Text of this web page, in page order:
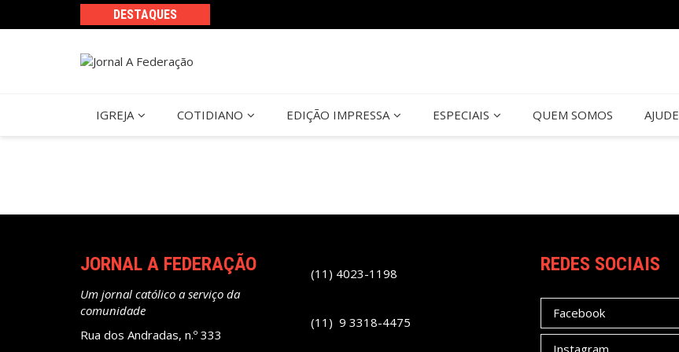
DESTAQUES
IGREJA COTIDIANO EDIÇÃO IMPRESSA ESPECIAIS QUEM SOMOS AJUDE
JORNAL A FEDERAÇÃO
Um jornal católico a serviço da
comunidade
Rua dos Andradas, n.º 333
(11) 4023-1198
(11) 9 3318-4475
REDES SOCIAIS
Facebook